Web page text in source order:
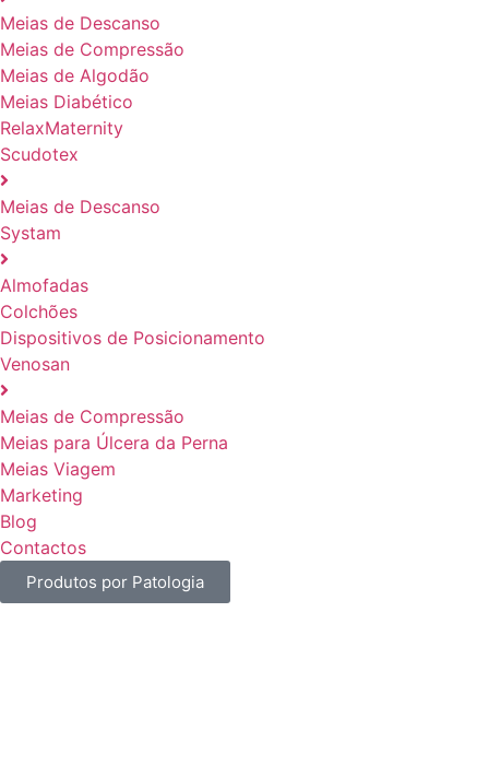
Meias de Descanso
Meias de Compressão
Meias de Algodão
Meias Diabético
RelaxMaternity
Scudotex
Meias de Descanso
Systam
Almofadas
Colchões
Dispositivos de Posicionamento
Venosan
Meias de Compressão
Meias para Úlcera da Perna
Meias Viagem
Marketing
Blog
Contactos
Produtos por Patologia